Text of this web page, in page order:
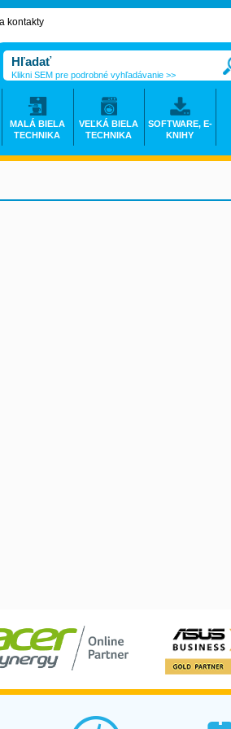
kontakty
Klikni SEM pre podrobné vyhľadávanie >>
MALÁ BIELA
TECHNIKA
VEĽKÁ BIELA
TECHNIKA
SOFTWARE, E-
KNIHY